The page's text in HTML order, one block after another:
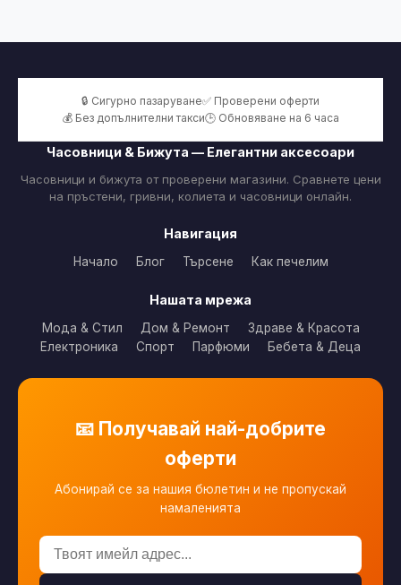
🔒 Сигурно пазаруване✅ Проверени оферти
💰 Без допълнителни такси🕒 Обновяване на 6 часа
Часовници & Бижута — Елегантни аксесоари
Часовници и бижута от проверени магазини. Сравнете цени
на пръстени, гривни, колиета и часовници онлайн.
Навигация
Начало Блог Търсене Как печелим
Нашата мрежа
Мода & Стил Дом & Ремонт
Здраве & Красота
Електроника
Спорт Парфюми Бебета & Деца
📧 Получавай най-добрите
оферти
Абонирай се за нашия бюлетин и не пропускай
намаленията